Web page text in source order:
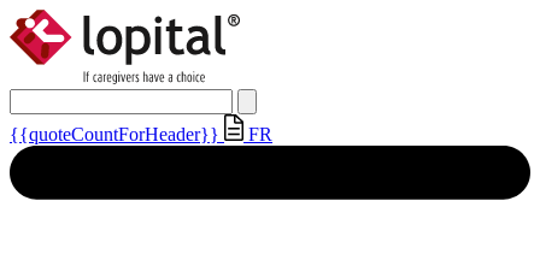
{{quoteCountForHeader}} FR